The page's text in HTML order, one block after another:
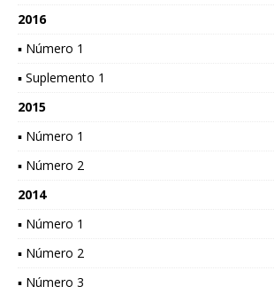
2016
▪ Número 1
▪ Suplemento 1
2015
▪ Número 1
▪ Número 2
2014
▪ Número 1
▪ Número 2
▪ Número 3